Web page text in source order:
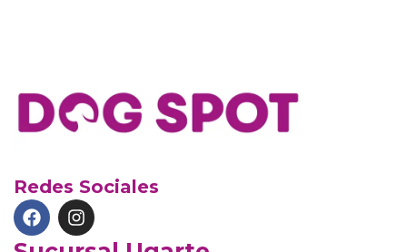
Redes Sociales